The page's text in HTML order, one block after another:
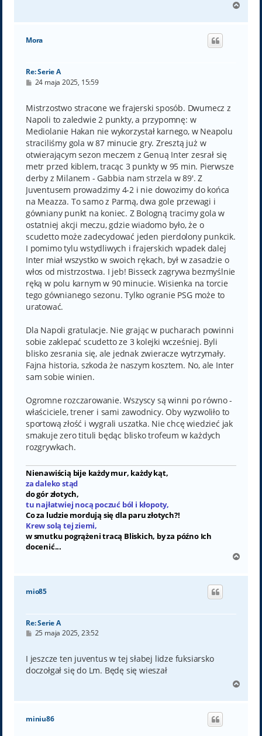
g
Mora
Re: Serie A
P
t
24 maja 2025, 15:59
Mistrzostwo stracone we frajerski sposób. Dwumecz z
Napoli to zaledwie 2 punkty, a przypomnę: w
Mediolanie Hakan nie wykorzystał karnego, w Neapolu
straciliśmy gola w 87 minucie gry. Zresztą już w
otwierającym sezon meczem z Genuą Inter zesrał się
metr przed kiblem, tracąc 3 punkty w 95 min. Pierwsze
derby z Milanem - Gabbia nam strzela w 89'. Z
Juventusem prowadzimy 4-2 i nie dowozimy do końca
na Meazza. To samo z Parmą, dwa gole przewagi i
gówniany punkt na koniec. Z Bologną tracimy gola w
ostatniej akcji meczu, gdzie wiadomo było, że o
scudetto może zadecydować jeden pierdolony punkcik.
I pomimo tylu wstydliwych i frajerskich wpadek dalej
Inter miał wszystko w swoich rękach, był w zasadzie o
włos od mistrzostwa. I jeb! Bisseck zagrywa bezmyślnie
ręką w polu karnym w 90 minucie. Wisienka na torcie
tego gównianego sezonu. Tylko ogranie PSG może to
uratować.
Dla Napoli gratulacje. Nie grając w pucharach powinni
sobie zaklepać scudetto ze 3 kolejki wcześniej. Byli
blisko zesrania się, ale jednak zwieracze wytrzymały.
Fajna historia, szkoda że naszym kosztem. No, ale Inter
sam sobie winien.
Ogromne rozczarowanie. Wszyscy są winni po równo -
właściciele, trener i sami zawodnicy. Oby wyzwoliło to
sportową złość i wygrali uszatka. Nie chcę wiedzieć jak
smakuje zero tituli będąc blisko trofeum w każdych
rozgrywkach.
Nienawiścią bije każdy mur, każdy kąt,
za daleko stąd
do gór złotych,
tu najłatwiej nocą poczuć ból i kłopoty,
Co za ludzie mordują się dla paru złotych?!
Krew solą tej ziemi,
w smutku pogrążeni tracą Bliskich, by za późno Ich
docenić...
g
mio85
Re: Serie A
P
t
25 maja 2025, 23:52
I jeszcze ten juventus w tej słabej lidze fuksiarsko
doczołgał się do Lm. Będę się wieszał
g
miniu86